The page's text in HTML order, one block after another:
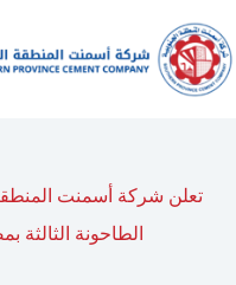
تعلن شركة أسمنت المنطقة
الطاحونة